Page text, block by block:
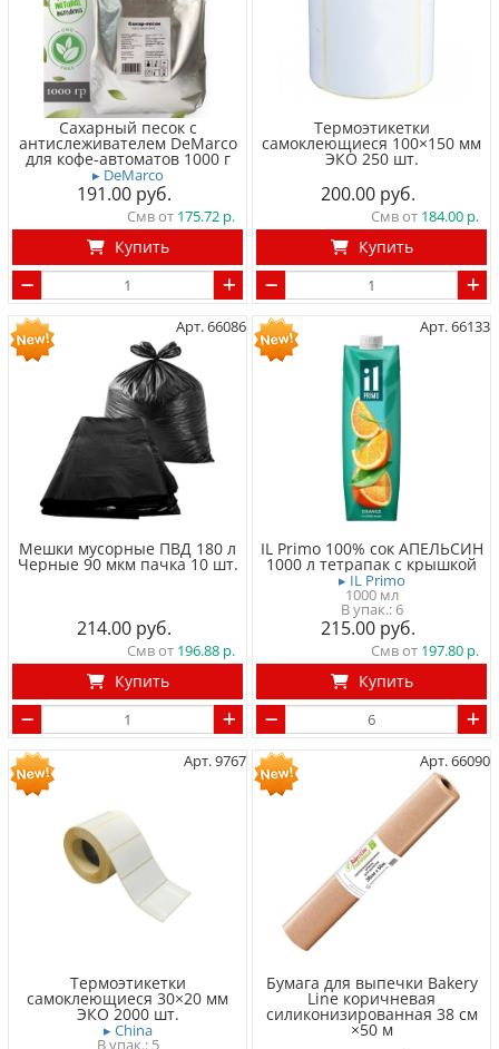
Сахарный песок с
антислеживателем DeMarco
для кофе-автоматов 1000 г
▸ DeMarco
191.00
Смв от 175.72
Купить
Термоэтикетки
самоклеющиеся 100×150 мм
ЭКО 250 шт.
200.00
Смв от 184.00
Купить
Арт. 66086
Мешки мусорные ПВД 180 л
Черные 90 мкм пачка 10 шт.
214.00
Смв от 196.88
Купить
Арт. 66133
IL Primo 100% сок АПЕЛЬСИН
1000 л тетрапак с крышкой
▸ IL Primo
1000 мл
6
215.00
Смв от 197.80
Купить
Арт. 9767
Термоэтикетки
самоклеющиеся 30×20 мм
ЭКО 2000 шт.
▸ China
5
Арт. 66090
Бумага для выпечки Bakery
Line коричневая
силиконизированная 38 см
×50 м